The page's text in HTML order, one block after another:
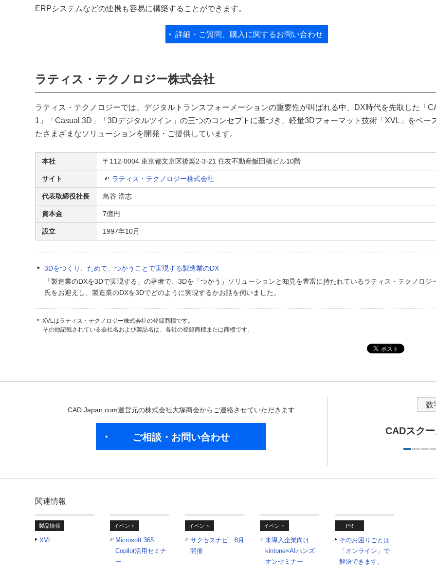
ERPシステムなどの連携も容易に構築することができます。
詳細・ご質問、購入に関するお問い合わせ
ラティス・テクノロジー株式会社
ラティス・テクノロジーでは、デジタルトランスフォーメーションの重要性が叫ばれる中、DX時代を先取した「
1」「Casual 3D」「3Dデジタルツイン」の三つのコンセプトに基づき、軽量3Dフォーマット技術「XVL」をベー
たさまざまなソリューションを開発・ご提供しています。
本社 〒112-0004 東京都文京区後楽2-3-21 住友不動産飯田橋ビル10階
サイト ラティス・テクノロジー株式会社
代表取締役社長 鳥谷 浩志
資本金 7億円
設立 1997年10月
3Dをつくり、ためて、つかうことで実現する製造業のDX
「製造業のDXを3Dで実現する」の著者で、3Dを「つかう」ソリューションと知見を豊富に持たれているラティス・テクノロジ
氏をお迎えし、製造業のDXを3Dでどのように実現するかお話を伺いました。
＊ XVLはラティス・テクノロジー株式会社の登録商標です。
その他記載されている会社名および製品名は、各社の登録商標または商標です。
CAD Japan.com運営元の株式会社大塚商会からご連絡させていただきます
ご相談・お問い合わせ
数
CADスク
関連情報
製品情報
XVL
イベント
Microsoft 365
Copilot活用セミナ
ー
イベント
サクセスナビ 8月
開催
イベント
未導入企業向け
kintone×AIハンズ
オンセミナー
PR
そのお困りごとは
「オンライン」で
解決できます。